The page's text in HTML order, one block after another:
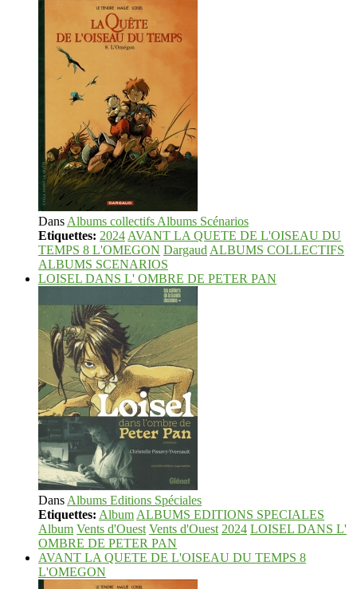
Dans Albums collectifs Albums Scénarios
Etiquettes: 2024 AVANT LA QUETE DE L'OISEAU DU
TEMPS 8 L'OMEGON Dargaud ALBUMS COLLECTIFS
ALBUMS SCENARIOS
LOISEL DANS L' OMBRE DE PETER PAN
Dans Albums Editions Spéciales
Etiquettes: Album ALBUMS EDITIONS SPECIALES
Album Vents d'Ouest Vents d'Ouest 2024 LOISEL DANS L'
OMBRE DE PETER PAN
AVANT LA QUETE DE L'OISEAU DU TEMPS 8
L'OMEGON